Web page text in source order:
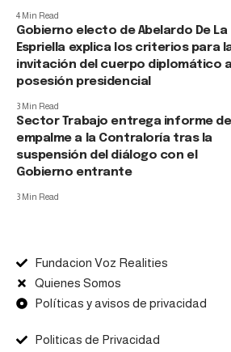
4 Min Read
Gobierno electo de Abelardo De La
Espriella explica los criterios para
invitación del cuerpo diplomático
posesión presidencial
3 Min Read
Sector Trabajo entrega informe de
empalme a la Contraloría tras la
suspensión del diálogo con el
Gobierno entrante
3 Min Read
Fundacion Voz Realities
Quienes Somos
Políticas y avisos de privacidad
Politicas de Privacidad